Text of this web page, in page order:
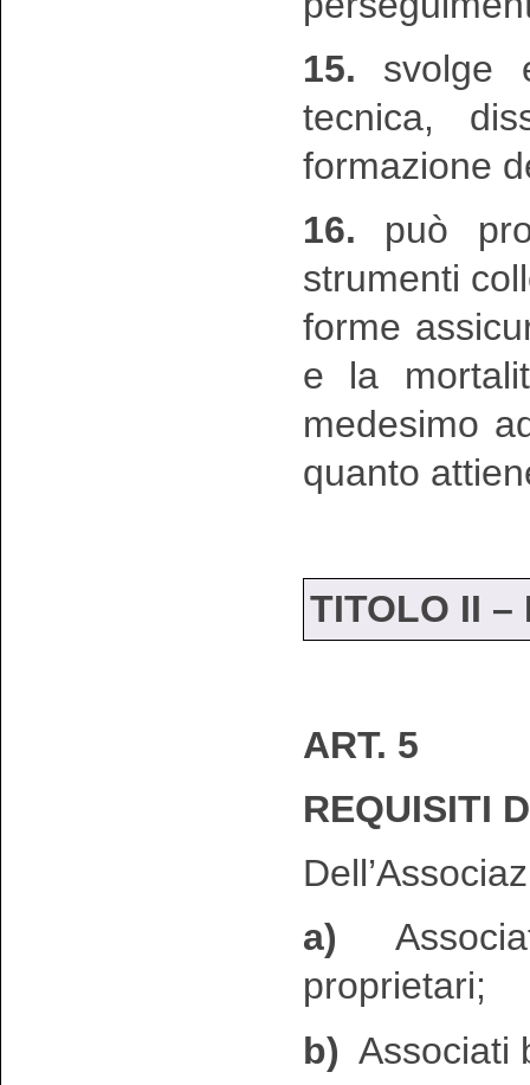
15. svolge
tecnica,
formazione
16. può
strumenti
forme
e la
medesimo
quanto
TITOLO II –
ART. 5
REQUISITI
a)
proprietari;
b) Associati